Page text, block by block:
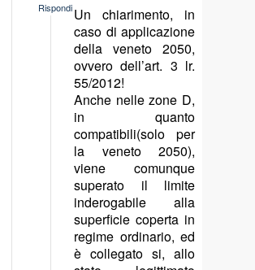
Un chiarimento, in
caso di applicazione
della veneto 2050,
ovvero dell’art. 3 lr.
55/2012!
Anche nelle zone D,
in quanto
compatibili(solo per
la veneto 2050),
viene comunque
superato il limite
inderogabile alla
superficie coperta in
regime ordinario, ed
è collegato si, allo
Rispondi